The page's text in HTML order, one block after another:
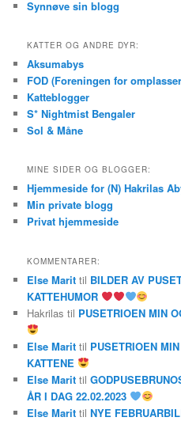
Synnøve sin blogg
KATTER OG ANDRE DYR:
Aksumabys
FOD (Foreningen for
Katteblogger
S* Nightmist Bengaler
Sol & Måne
MINE SIDER OG BLOGGER:
Hjemmeside for (N) Hakrilas
Min private blogg
Privat hjemmeside
KOMMENTARER:
Else Marit til BILDER AV
KATTEHUMOR
Hakrilas til PUSETRIOEN MIN
Else Marit til PUSETRIOEN
KATTENE
Else Marit til
ÅR I DAG 22.02.2023
Else Marit tilNYE